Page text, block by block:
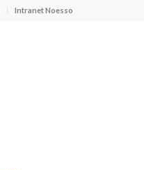
Intranet Noesso